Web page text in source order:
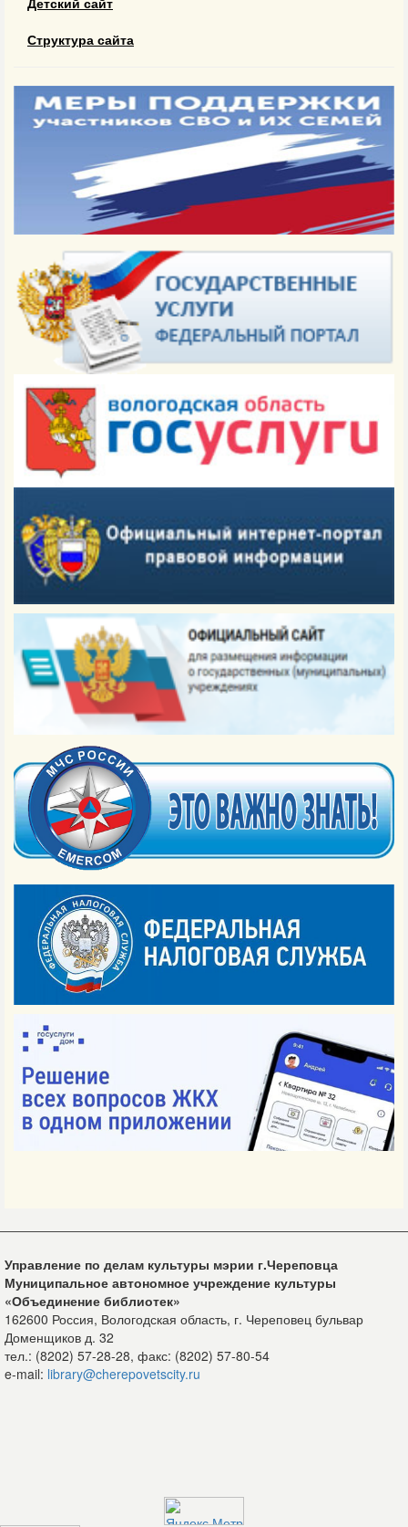
Структура сайта
Управление по делам культуры мэрии г.Череповца
Муниципальное автономное учреждение культуры
«Объединение библиотек»
162600 Россия, Вологодская область, г. Череповец бульвар
Доменщиков д. 32
тел.: (8202) 57-28-28, факс: (8202) 57-80-54
e-mail: library@cherepovetscity.ru